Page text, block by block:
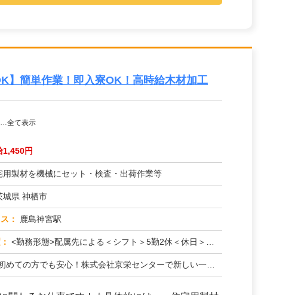
】簡単作業！即入寮OK！高時給木材加工
…全て表示
1,450円
用製材を機械にセット・検査・出荷作業等
城県 神栖市
： 鹿島神宮駅
<勤務形態>配属先による＜シフト＞5勤2休＜休日＞工場カレンダーによる
ての方でも安心！株式会社京栄センターで新しい一歩を踏み出してみませんか？☆最短即日面接・採用・赴任・入寮OK！...